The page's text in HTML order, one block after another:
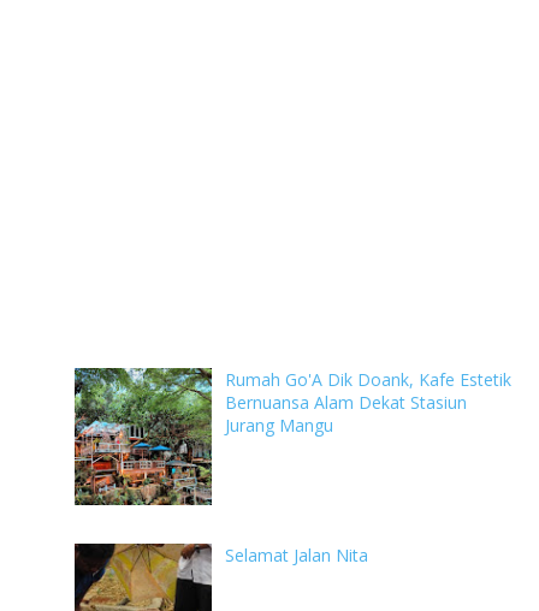
Rumah Go'A Dik Doank, Kafe Estetik
Bernuansa Alam Dekat Stasiun
Jurang Mangu
Selamat Jalan Nita